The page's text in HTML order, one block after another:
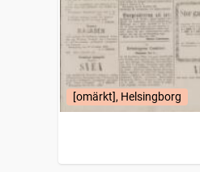
[omärkt], Helsingborg